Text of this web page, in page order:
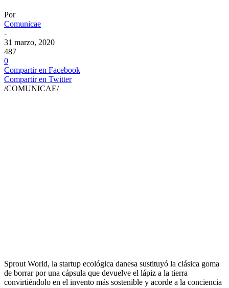
Por
Comunicae
-
31 marzo, 2020
487
0
Compartir en Facebook
Compartir en Twitter
/COMUNICAE/
Sprout World, la startup ecológica danesa sustituyó la clásica goma
de borrar por una cápsula que devuelve el lápiz a la tierra
convirtiéndolo en el invento más sostenible y acorde a la conciencia